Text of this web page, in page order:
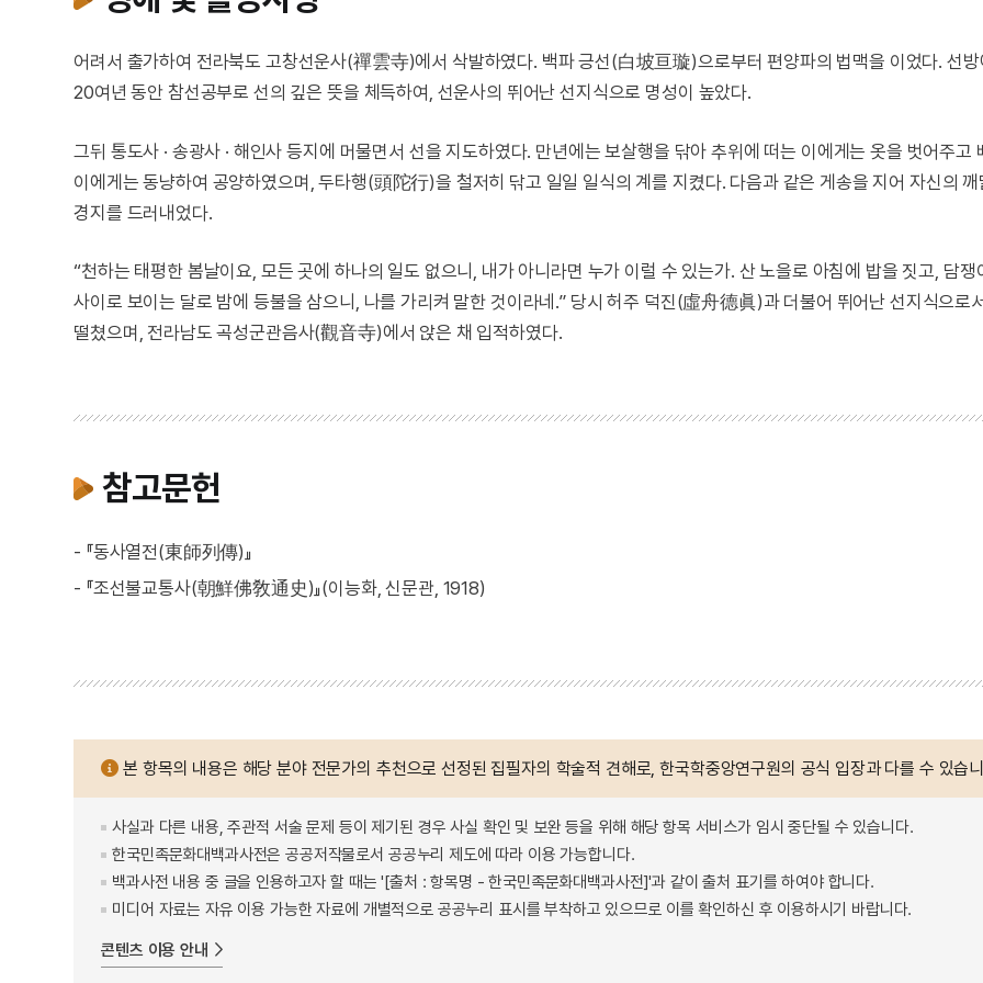
어려서 출가하여 전라북도 고창선운사(禪雲寺)에서 삭발하였다. 백파 긍선(白坡亘璇)으로부터 편양파의 법맥을 이었다. 선방
20여년 동안 참선공부로 선의 깊은 뜻을 체득하여, 선운사의 뛰어난 선지식으로 명성이 높았다.
그뒤 통도사 · 송광사 · 해인사 등지에 머물면서 선을 지도하였다. 만년에는 보살행을 닦아 추위에 떠는 이에게는 옷을 벗어주고
이에게는 동냥하여 공양하였으며, 두타행(頭陀行)을 철저히 닦고 일일 일식의 계를 지켰다. 다음과 같은 게송을 지어 자신의
경지를 드러내었다.
“천하는 태평한 봄날이요, 모든 곳에 하나의 일도 없으니, 내가 아니라면 누가 이럴 수 있는가. 산 노을로 아침에 밥을 짓고, 담쟁
사이로 보이는 달로 밤에 등불을 삼으니, 나를 가리켜 말한 것이라네.” 당시 허주 덕진(虛舟德眞)과 더불어 뛰어난 선지식으로
떨쳤으며, 전라남도 곡성군관음사(觀音寺)에서 앉은 채 입적하였다.
참고문헌
- 『동사열전(東師列傳)』
- 『조선불교통사(朝鮮佛敎通史)』(이능화, 신문관, 1918)
본 항목의 내용은 해당 분야 전문가의 추천으로 선정된 집필자의 학술적 견해로, 한국학중앙연구원의 공식 입장과 다를 수 있습
사실과 다른 내용, 주관적 서술 문제 등이 제기된 경우 사실 확인 및 보완 등을 위해 해당 항목 서비스가 임시 중단될 수 있습니다.
한국민족문화대백과사전은 공공저작물로서 공공누리 제도에 따라 이용 가능합니다.
백과사전 내용 중 글을 인용하고자 할 때는 '[출처 : 항목명 - 한국민족문화대백과사전]'과 같이 출처 표기를 하여야 합니다.
미디어 자료는 자유 이용 가능한 자료에 개별적으로 공공누리 표시를 부착하고 있으므로 이를 확인하신 후 이용하시기 바랍니다.
콘텐츠 이용 안내